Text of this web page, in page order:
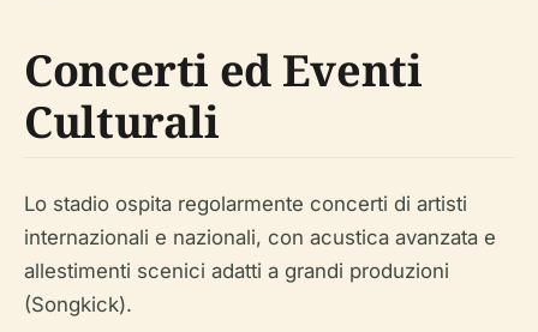
Concerti ed Eventi
Culturali
Lo stadio ospita regolarmente concerti di artisti
internazionali e nazionali, con acustica avanzata e
allestimenti scenici adatti a grandi produzioni
(Songkick).